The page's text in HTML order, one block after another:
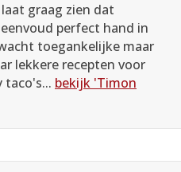
graag zien dat
perfect hand in
toegankelijke maar
lekkere recepten voor
taco's... bekijk 'Timon